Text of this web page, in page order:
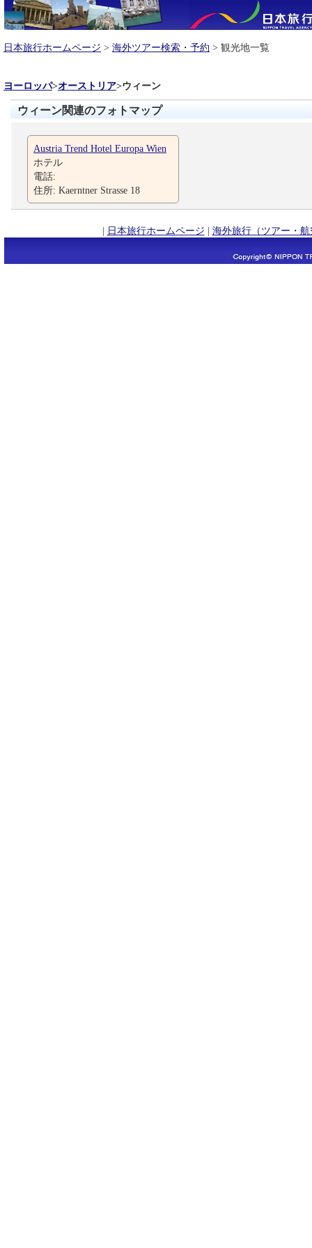
日本旅行ホームページ > 海外ツアー検索・予約 > 観光地一覧
ヨーロッパ>オーストリア>ウィーン
ウィーン関連のフォトマップ
Austria Trend Hotel Europa Wien
ホテル
電話:
住所: Kaerntner Strasse 18
| 日本旅行ホームページ | 海外旅行（ツアー・航